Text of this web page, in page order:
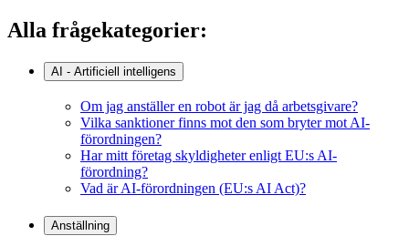
Alla frågekategorier:
AI - Artificiell intelligens
Om jag anställer en robot är jag då arbetsgivare?
Vilka sanktioner finns mot den som bryter mot AI-
förordningen?
Har mitt företag skyldigheter enligt EU:s AI-
förordning?
Vad är AI-förordningen (EU:s AI Act)?
Anställning